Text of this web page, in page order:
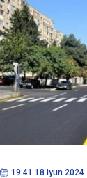
19:41 18 iyun 2024